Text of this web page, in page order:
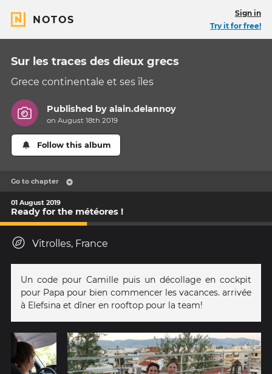
NOTOS
Sign in
Try it for free!
Sur les traces des dieux grecs
Grece continentale et ses îles
Published byalain.delannoy
on August 18th 2019
Follow this album
Go to chapter
01 August 2019
Ready for the météores !
Vitrolles, France
Un code pour Camille puis un décollage en cockpit
pour Papa pour bien commencer les vacances. arrivée
à Elefsina et dîner en rooftop pour la team!